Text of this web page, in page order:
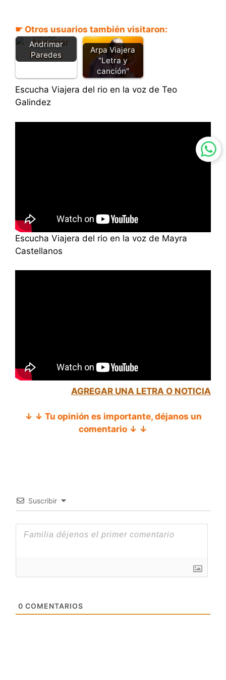
☛ Otros usuarios también visitaron:
matas -
Andrimar
Paredes
Arpa Viajera
"Letra y
canción"
Escucha Viajera del rio en la voz de Teo
Galindez
Escucha Viajera del rio en la voz de Mayra
Castellanos
AGREGAR UNA LETRA O NOTICIA
↓ ↓ Tu opinión es importante, déjanos un
comentario ↓ ↓
Suscribir
0 COMENTARIOS